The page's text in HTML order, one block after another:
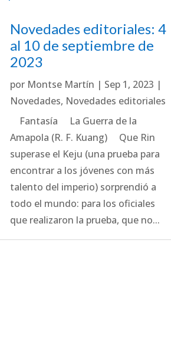
Novedades editoriales: 4
al 10 de septiembre de
2023
por Montse Martín | Sep 1, 2023 |
Novedades, Novedades editoriales
Fantasía La Guerra de la
Amapola (R. F. Kuang) Que Rin
superase el Keju (una prueba para
encontrar a los jóvenes con más
talento del imperio) sorprendió a
todo el mundo: para los oficiales
que realizaron la prueba, que no...